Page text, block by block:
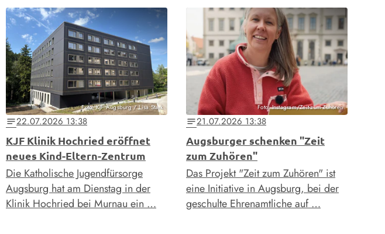
Foto: KJF Augsburg / Lisa Stark
notes22.07.2026 13:38
KJF Klinik Hochried eröffnet
neues Kind-Eltern-Zentrum
Die Katholische Jugendfürsorge
Augsburg hat am Dienstag in der
Klinik Hochried bei Murnau ein …
Foto: Instagram/Zeit-zum-Zuhören
notes21.07.2026 13:38
Augsburger schenken "Zeit
zum Zuhören"
Das Projekt "Zeit zum Zuhören" ist
eine Initiative in Augsburg, bei der
geschulte Ehrenamtliche auf …